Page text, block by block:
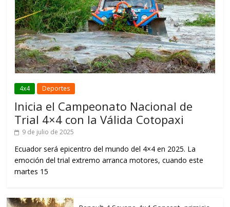
4x4 Deportes
Inicia el Campeonato Nacional de
Trial 4×4 con la Válida Cotopaxi
9 de julio de 2025
Ecuador será epicentro del mundo del 4×4 en 2025. La
emoción del trial extremo arranca motores, cuando este
martes 15